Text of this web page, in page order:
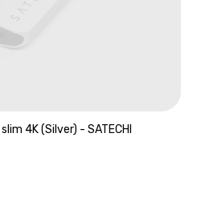
4K (Silver) - SATECHI